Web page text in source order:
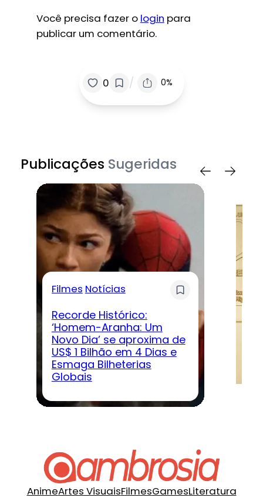
Você precisa fazer o login para
publicar um comentário.
0 / 0%
Publicações Sugeridas
Filmes Notícias
Recorde Histórico:
‘Homem-Aranha: Um
Novo Dia’ se aproxima de
US$ 1 Bilhão em 4 Dias e
Esmaga Bilheterias
Globais
AnimeArtes VisuaisFilmesGamesLiteratura